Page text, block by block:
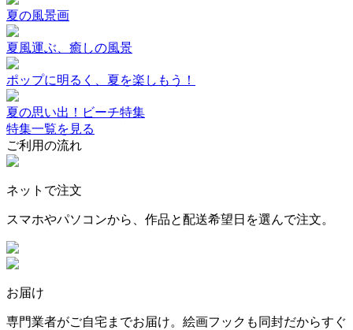
夏の風景画
夏風運ぶ、癒しの風景
ポップに明るく、夏を楽しもう！
夏の思い出！ビーチ特集
特集一覧を見る
ご利用の流れ
ネットで注文
スマホやパソコンから、作品と配送希望日を選んで注文。
お届け
専門業者がご自宅までお届け。絵画フックも同封だからすぐ